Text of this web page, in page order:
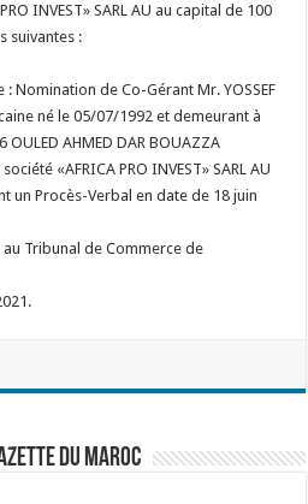
INVEST» SARL AU au capital de 100
suivantes :
Nomination de Co-Gérant Mr. YOSSEF
né le 05/07/1992 et demeurant à
OULED AHMED DAR BOUAZZA
«AFRICA PRO INVEST» SARL AU
un Procès-Verbal en date de 18 juin
Tribunal de Commerce de
du Maroc